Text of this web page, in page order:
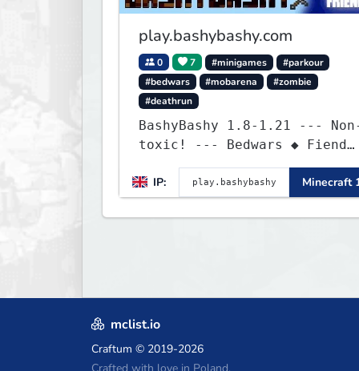
play.bashybashy.com
0 7 #minigames
#parkour
#bedwars
#mobarena
#zombie
#deathrun
BashyBashy 1.8-1.21 ---
toxic! --- Bedwars ◆ Fiend
IP:
Minecraft
mclist.io
Craftum © 2019-2026